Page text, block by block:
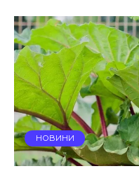
НОВИНИ